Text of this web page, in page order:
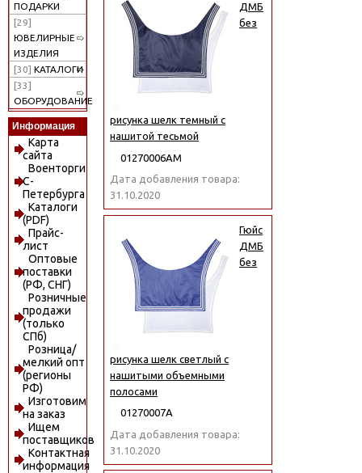
ПОДАРКИ
[29]
ЮВЕЛИРНЫЕ
ИЗДЕЛИЯ
[30] КАТАЛОГИ
[33]
ОБОРУДОВАНИЕ
Информация
Карта
сайта
Военторги
С-
Петербурга
Каталоги
(PDF)
Прайс-
лист
Оптовые
поставки
(РФ, СНГ)
Розничные
продажи
(только
СПб)
Розница/
мелкий опт
(регионы
РФ)
Изготовим
на заказ
Ищем
поставщиков
Контактная
информация
ДМБ
без
рисунка шелк темный с
нашитой тесьмой
01270006АМ
Дата добавления товара:
31.10.2020
Гюйс
ДМБ
без
рисунка шелк светлый с
нашитыми объемными
полосами
01270007А
Дата добавления товара:
31.10.2020